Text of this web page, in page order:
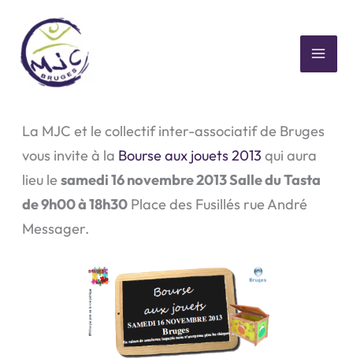
contenu
Bourse aux jouets 2013
La MJC et le collectif inter-associatif de Bruges
vous invite à la Bourse aux jouets 2013 qui aura
lieu lesamedi 16 novembre 2013 Salle du Tasta
de 9h00 à 18h30 Place des Fusillés rue André
Messager.